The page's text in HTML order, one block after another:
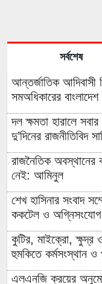
সর্বশেষ
আন্তর্জাতিক আদিবাসী
সমঅধিকারের বাংলাদেশ
দল ক্ষমতা হারালে
দু’দিনের রাজনীতিবিদ
রাজনৈতিক অবস্থানের
নেই: আমিনুল
শেখ হাসিনার সংবাদ
ককটেল ও অগ্নিসংযোগ
কুটির, মাইক্রো, ক্ষুদ্র
হুমকিতে কর্মসংস্থান ও
এলএনজি ক্রয়ের